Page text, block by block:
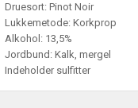
Druesort: Pinot Noir
Lukkemetode: Korkprop
Alkohol: 13,5%
Jordbund: Kalk, mergel
Indeholder sulfitter